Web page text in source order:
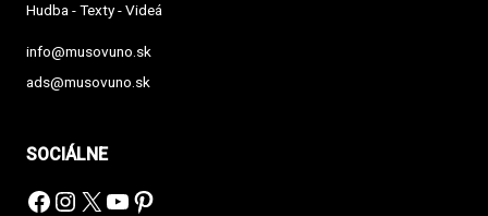
Hudba - Texty - Videá
info@musovuno.sk
ads@musovuno.sk
SOCIÁLNE
Facebook
Instagram
X YouTube
Pinterest